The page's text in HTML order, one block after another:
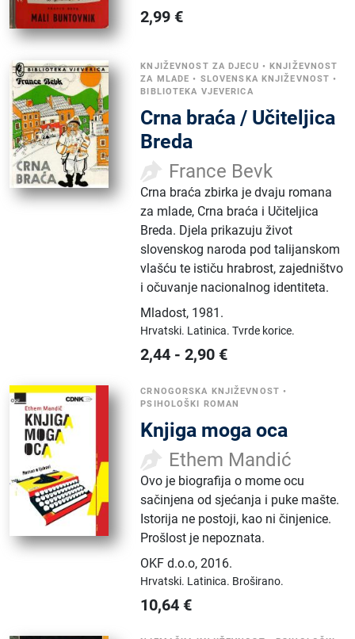
2,99 €
KNJIŽEVNOST ZA DJECU •KNJIŽEVNOST
ZA MLADE • SLOVENSKA KNJIŽEVNOST •
BIBLIOTEKA VJEVERICA
Crna braća / Učiteljica
Breda
France Bevk
Crna braća zbirka je dvaju romana
za mlade, Crna braća i Učiteljica
Breda. Djela prikazuju život
slovenskog naroda pod talijanskom
vlašću te ističu hrabrost, zajedništvo
i očuvanje nacionalnog identiteta.
Mladost, 1981.
Hrvatski. Latinica.Tvrde korice.
2,44 -2,90 €
CRNOGORSKA KNJIŽEVNOST •
PSIHOLOŠKI ROMAN
Knjiga moga oca
Ethem Mandić
Ovo je biografija o mome ocu
sačinjena od sjećanja i puke mašte.
Istorija ne postoji, kao ni činjenice.
Prošlost je nepoznata.
OKF d.o.o,2016.
Hrvatski. Latinica. Broširano.
10,64 €